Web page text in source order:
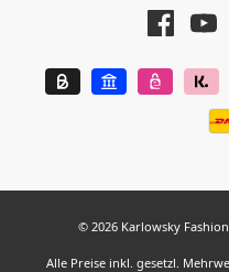
© 2026 Karlowsky
Alle Preise inkl. gesetzl.